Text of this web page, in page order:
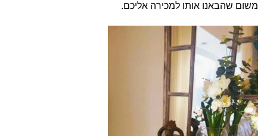
משום שהבאנו אותו למכירה אליכם.